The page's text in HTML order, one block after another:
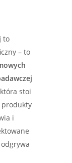
to
– to
stoi
produkty
i
odgrywa